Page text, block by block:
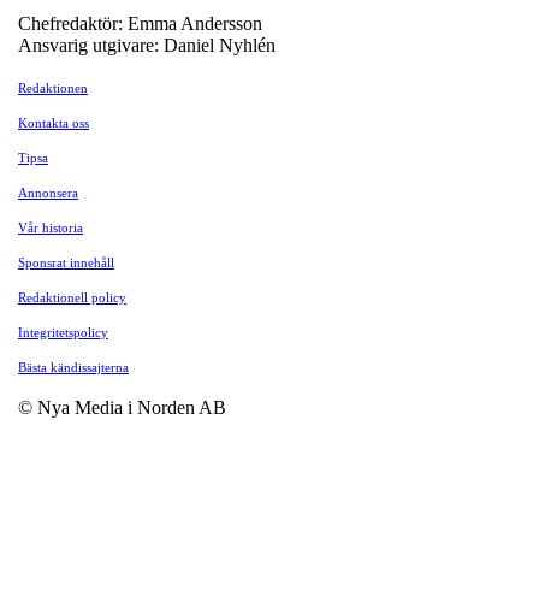
Chefredaktör: Emma Andersson
Ansvarig utgivare: Daniel Nyhlén
Redaktionen
Kontakta oss
Tipsa
Annonsera
Vår historia
Sponsrat innehåll
Redaktionell policy
Integritetspolicy
Bästa kändissajterna
© Nya Media i Norden AB